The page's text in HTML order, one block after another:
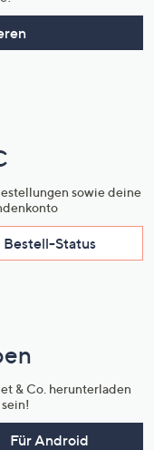
sowie deine
Bestell-Status
& Co. herunterladen
Für Android